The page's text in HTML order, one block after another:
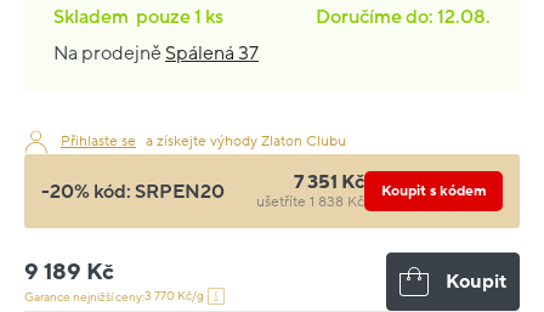
Skladem pouze1 ks
Doručíme do: 12.08.
Na prodejně Spálená 37
Přihlaste se a získejte výhody Zlaton Clubu
-20% kód: SRPEN20 7 351 Kč
ušetříte 1 838 Kč
Koupit s kódem
9 189 Kč
Garance nejnižší ceny:3 770 Kč/g
Koupit